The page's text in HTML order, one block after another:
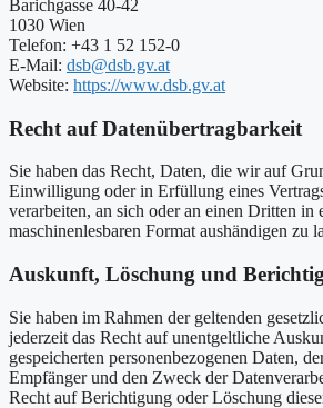
Barichgasse 40-42
1030 Wien
Telefon: +43 1 52 152-0
E-Mail: dsb@dsb.gv.at
Website: https://www.dsb.gv.at
Recht auf Datenübertragbarkeit
Sie haben das Recht, Daten, die wir auf
Einwilligung oder in Erfüllung eines
verarbeiten, an sich oder an einen Dritten in
maschinenlesbaren Format aushändigen zu
Auskunft, Löschung und
Sie haben im Rahmen der geltenden
jederzeit das Recht auf unentgeltliche
gespeicherten personenbezogenen Daten,
Empfänger und den Zweck der
Recht auf Berichtigung oder Löschung